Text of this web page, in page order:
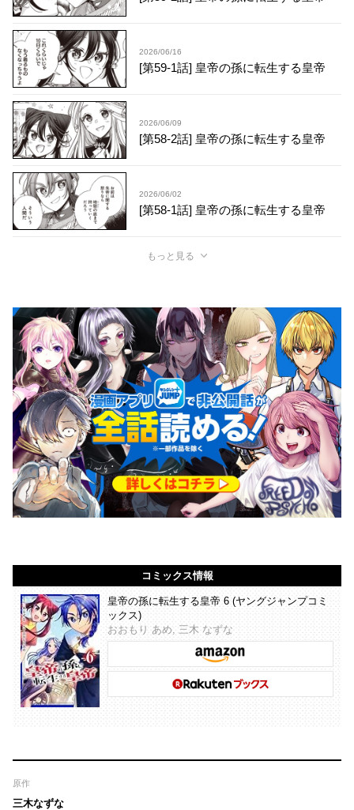
2026/06/16
[第59-1話] 皇帝の孫に転生する皇帝
2026/06/09
[第58-2話] 皇帝の孫に転生する皇帝
2026/06/02
[第58-1話] 皇帝の孫に転生する皇帝
もっと見る
コミックス情報
皇帝の孫に転生する皇帝 6 (ヤングジャンプコミ
ックス)
おおもり あめ, 三木 なずな
原作
三木なずな